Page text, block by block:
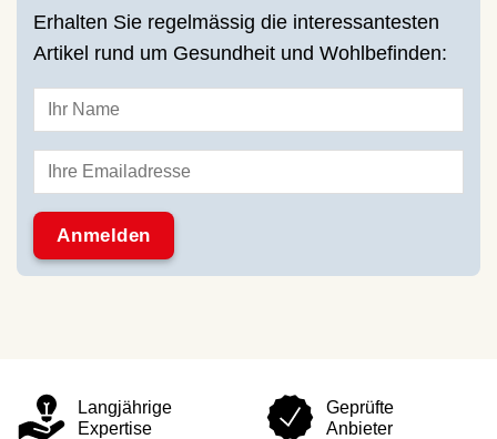
Erhalten Sie regelmässig die interessantesten
Artikel rund um Gesundheit und Wohlbefinden:
Langjährige
Expertise
Geprüfte
Anbieter